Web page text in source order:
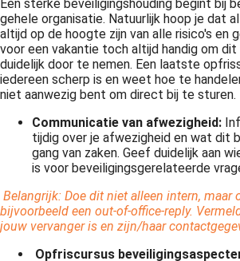
Een sterke beveiligingshouding begint bij
gehele organisatie. Natuurlijk hoop je dat
altijd op de hoogte zijn van alle risico's en
voor een vakantie toch altijd handig om
duidelijk door te nemen. Een laatste
iedereen scherp is en weet hoe te
niet aanwezig bent om direct bij te sturen.
Communicatie van afwezigheid:
tijdig over je afwezigheid en wat dit
gang van zaken. Geef duidelijk aan
is voor beveiligingsgerelateerde
Belangrijk: Doe dit niet alleen intern, maar
bijvoorbeeld een out-of-office-reply.
jouw vervanger is en zijn/haar
Opfriscursus